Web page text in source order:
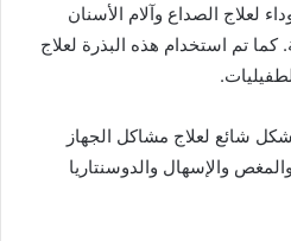
لعلاج الصداع وآلام الأسنان
كما تم استخدام هذه البذرة لعلاج
شائع لعلاج مشاكل الجهاز
والإسهال والدوسنتاريا